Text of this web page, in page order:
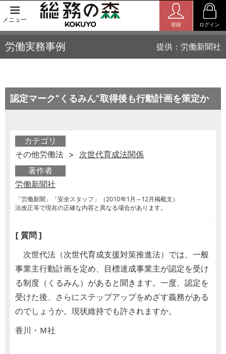
メニュー
登録 ログイン
労働実務事例 提供：労働新聞社
認定マーク“くるみん”取得後も行動計画を策定か
カテゴリ
その他労働法 > 次世代育成法関係
著作者
労働新聞社
「労働新聞」「安全スタッフ」（2010年1月～12月掲載文）
法改正等で現在の正確な内容と異なる場合があります。
[ 質問 ]
次世代法（次世代育成支援対策推進法）では、一般
事業主行動計画を定め、目標達成事業主が認定を受け
る制度（くるみん）があると聞きます。一度、認定を
受けた後、さらにステップアップをめざす義務がある
のでしょうか。現状維持でも許されますか。
香川・Ｍ社